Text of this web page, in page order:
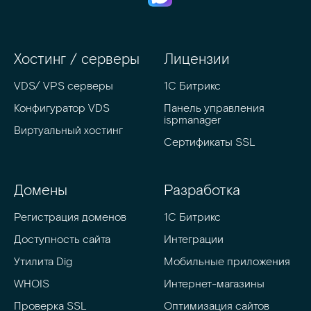
Хостинг / серверы
VDS/ VPS серверы
Конфигуратор VDS
Виртуальный хостинг
Лицензии
1С Битрикс
Панель управления
ispmanager
Сертификаты SSL
Домены
Регистрация доменов
Доступность сайта
Утилита Dig
WHOIS
Проверка SSL
Разработка
1C Битрикс
Интеграции
Мобильные приложения
Интернет-магазины
Оптимизация сайтов